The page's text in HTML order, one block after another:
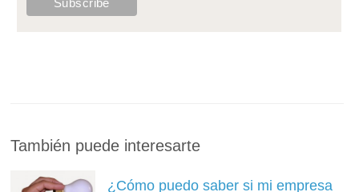
También puede interesarte
¿Cómo puedo saber si mi empresa